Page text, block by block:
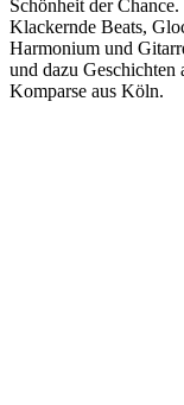
Schönheit der Chance.
Klackernde Beats,
Harmonium und
und dazu Geschichten
Komparse aus Köln.